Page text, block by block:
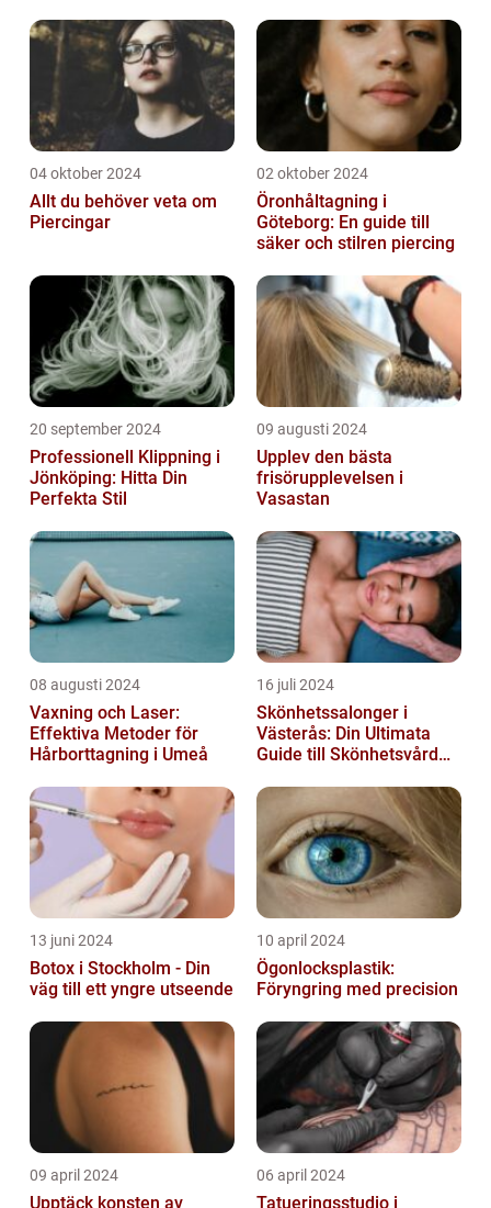
04 oktober 2024
Allt du behöver veta om
Piercingar
02 oktober 2024
Öronhåltagning i
Göteborg: En guide till
säker och stilren piercing
20 september 2024
Professionell Klippning i
Jönköping: Hitta Din
Perfekta Stil
09 augusti 2024
Upplev den bästa
frisörupplevelsen i
Vasastan
08 augusti 2024
Vaxning och Laser:
Effektiva Metoder för
Hårborttagning i Umeå
16 juli 2024
Skönhetssalonger i
Västerås: Din Ultimata
Guide till Skönhetsvård
13 juni 2024
Botox i Stockholm - Din
väg till ett yngre utseende
10 april 2024
Ögonlocksplastik:
Föryngring med precision
09 april 2024
Upptäck konsten av
06 april 2024
Tatueringsstudio i